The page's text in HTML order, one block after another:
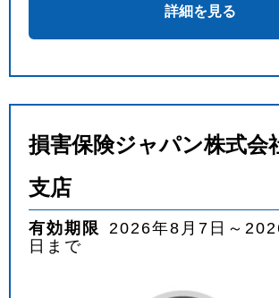
詳細を見る
損害保険ジャパン株式
支店
有効期限
2026年8月7日～
日まで